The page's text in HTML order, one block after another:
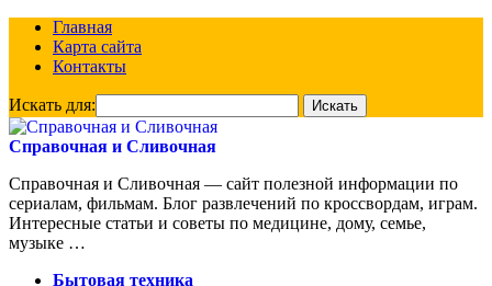
Главная
Карта сайта
Контакты
Искать для:
Справочная и Сливочная
Справочная и Сливочная — сайт полезной информации по
сериалам, фильмам. Блог развлечений по кроссвордам, играм.
Интересные статьи и советы по медицине, дому, семье,
музыке …
Бытовая техника